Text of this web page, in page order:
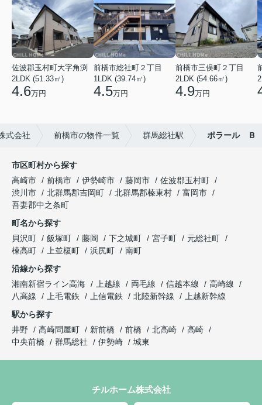
佐波郡玉村町大字角渕
2LDK (51.33㎡)
4.6万円
前橋市総社町２丁目
1LDK (39.74㎡)
4.5万円
前橋市三俣町２丁目
2LDK (54.66㎡)
4.9万円
式会社 前橋市の物件一覧 群馬総社駅 ポラール Ｂ
市区町村から探す
高崎市
前橋市 伊勢崎市 藤岡市
佐波郡玉村町
渋川市
北群馬郡吉岡町 北群馬郡榛東村
富岡市
吾妻郡中之条町
町名から探す
貝沢町
飯塚町 藤岡 下之城町 宮子町
元総社町
棟高町
上並榎町 浜尻町
南町
沿線から探す
湘南新宿ライン高海
上越線 両毛線 信越本線
高崎線
八高線
上毛電鉄 上信電鉄 北陸新幹線
上越新幹線
駅から探す
井野
高崎問屋町 新前橋 前橋 北高崎
高崎
中央前橋
群馬総社 伊勢崎 城東
チルホーム株式会社